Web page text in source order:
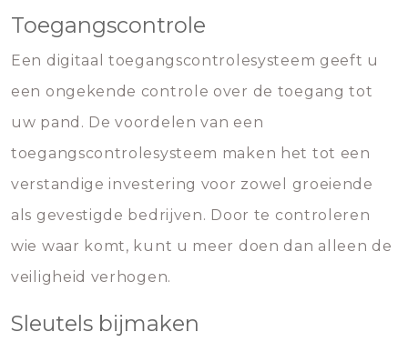
Toegangscontrole
Een digitaal toegangscontrolesysteem geeft u
een ongekende controle over de toegang tot
uw pand. De voordelen van een
toegangscontrolesysteem maken het tot een
verstandige investering voor zowel groeiende
als gevestigde bedrijven. Door te controleren
wie waar komt, kunt u meer doen dan alleen de
veiligheid verhogen.
Sleutels bijmaken